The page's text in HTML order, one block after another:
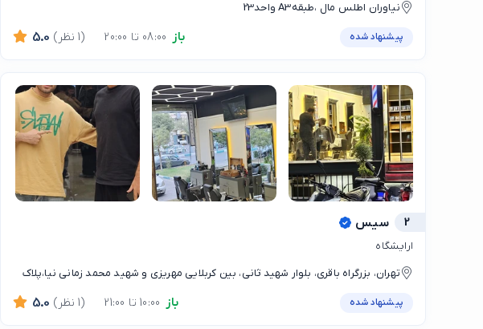
نیاوران اطلس مال ،طبقهA3 واحد23
پیشنهاد شده باز 5.0 (1 نظر)
2 سیس
ارایشگاه
تهران، بزرگراه باقری، بلوار شهید ثانی، بین کربلایی مهریزی و شهید محمد زمانی نیا،پلاک
پیشنهاد شده باز 5.0 (1 نظر)